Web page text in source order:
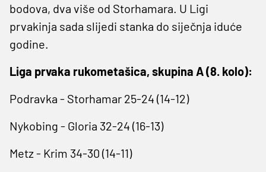
bodova, dva više od Storhamara. U Ligi
prvakinja sada slijedi stanka do siječnja iduće
godine.
Liga prvaka rukometašica, skupina A (8. kolo):
Podravka - Storhamar 25-24 (14-12)
Nykobing - Gloria 32-24 (16-13)
Metz - Krim 34-30 (14-11)